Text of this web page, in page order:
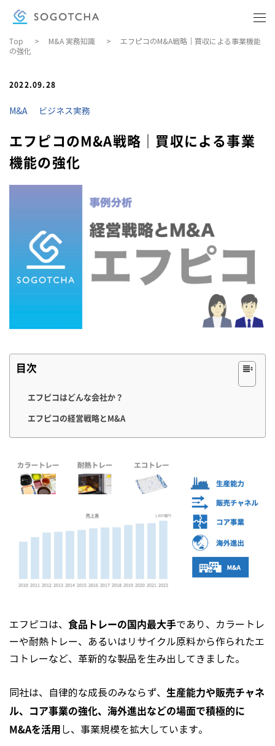
ビジネス実務
COMPANY
会社概要
DOWNLOAD MATERIALS
資料ダウンロード
お問い合わせ
Top > M&A 実務知識 > エフピコのM&A戦略｜買収による事業機能
の強化
2022.09.28
M&A ビジネス実務
エフピコのM&A戦略｜買収による事業
機能の強化
目次
エフピコはどんな会社か？
エフピコの経営戦略とM&A
エフピコは、 食品トレーの国内最大手であり、カラートレ
ーや耐熱トレー、あるいはリサイクル原料から作られたエ
コトレーなど、革新的な製品を生み出してきました。
同社は、自律的な成長のみならず、 生産能力や販売チャネ
ル、コア事業の強化、海外進出などの場面で積極的に
M&Aを活用 し、事業規模を拡大しています。